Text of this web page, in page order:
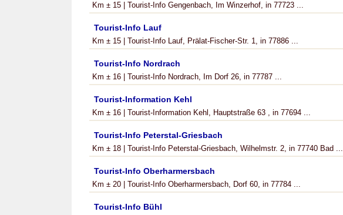
Km ± 15 | Tourist-Info Gengenbach, Im Winzerhof, in 77723 ...
Tourist-Info Lauf
Km ± 15 | Tourist-Info Lauf, Prälat-Fischer-Str. 1, in 77886 ...
Tourist-Info Nordrach
Km ± 16 | Tourist-Info Nordrach, Im Dorf 26, in 77787 ...
Tourist-Information Kehl
Km ± 16 | Tourist-Information Kehl, Hauptstraße 63 , in 77694 ...
Tourist-Info Peterstal-Griesbach
Km ± 18 | Tourist-Info Peterstal-Griesbach, Wilhelmstr. 2, in 77740 Bad ...
Tourist-Info Oberharmersbach
Km ± 20 | Tourist-Info Oberharmersbach, Dorf 60, in 77784 ...
Tourist-Info Bühl